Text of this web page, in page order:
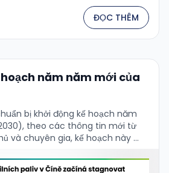
ĐỌC THÊM
năm năm mới của
bị khởi động kế hoạch năm
theo các thông tin mới từ
và chuyên gia, kế hoạch này …